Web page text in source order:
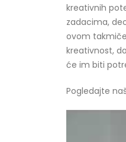
kreativnih
zadacima,
ovom
kreativnost,
će im biti
Pogledajte